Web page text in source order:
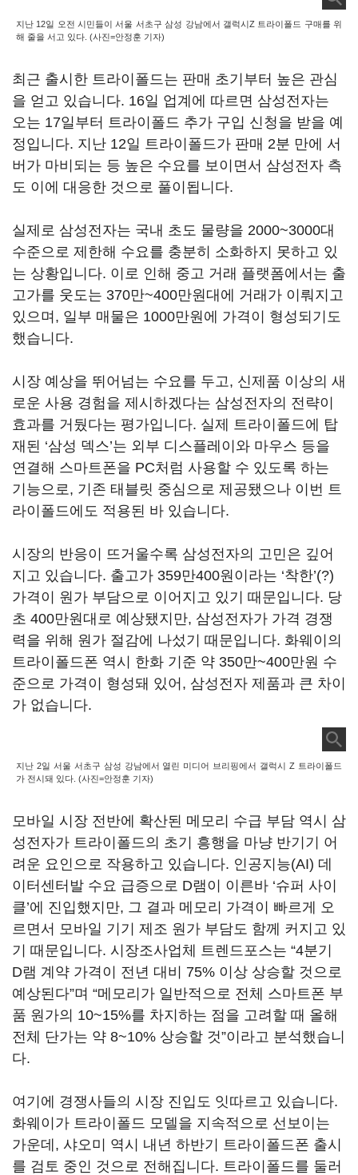
지난 12일 오전 시민들이 서울 서초구 삼성 강남에서 갤럭시Z 트라이폴드 구매를 위
해 줄을 서고 있다. (사진=안정훈 기자)
최근 출시한 트라이폴드는 판매 초기부터 높은 관심
을 얻고 있습니다. 16일 업계에 따르면 삼성전자는
오는 17일부터 트라이폴드 추가 구입 신청을 받을 예
정입니다. 지난 12일 트라이폴드가 판매 2분 만에 서
버가 마비되는 등 높은 수요를 보이면서 삼성전자 측
도 이에 대응한 것으로 풀이됩니다.
실제로 삼성전자는 국내 초도 물량을 2000~3000대
수준으로 제한해 수요를 충분히 소화하지 못하고 있
는 상황입니다. 이로 인해 중고 거래 플랫폼에서는 출
고가를 웃도는 370만~400만원대에 거래가 이뤄지고
있으며, 일부 매물은 1000만원에 가격이 형성되기도
했습니다.
시장 예상을 뛰어넘는 수요를 두고, 신제품 이상의 새
로운 사용 경험을 제시하겠다는 삼성전자의 전략이
효과를 거뒀다는 평가입니다. 실제 트라이폴드에 탑
재된 ‘삼성 덱스’는 외부 디스플레이와 마우스 등을
연결해 스마트폰을 PC처럼 사용할 수 있도록 하는
기능으로, 기존 태블릿 중심으로 제공됐으나 이번 트
라이폴드에도 적용된 바 있습니다.
시장의 반응이 뜨거울수록 삼성전자의 고민은 깊어
지고 있습니다. 출고가 359만400원이라는 ‘착한’(?)
가격이 원가 부담으로 이어지고 있기 때문입니다. 당
초 400만원대로 예상됐지만, 삼성전자가 가격 경쟁
력을 위해 원가 절감에 나섰기 때문입니다. 화웨이의
트라이폴드폰 역시 한화 기준 약 350만~400만원 수
준으로 가격이 형성돼 있어, 삼성전자 제품과 큰 차이
가 없습니다.
지난 2일 서울 서초구 삼성 강남에서 열린 미디어 브리핑에서 갤럭시 Z 트라이폴드
가 전시돼 있다. (사진=안정훈 기자)
모바일 시장 전반에 확산된 메모리 수급 부담 역시 삼
성전자가 트라이폴드의 초기 흥행을 마냥 반기기 어
려운 요인으로 작용하고 있습니다. 인공지능(AI) 데
이터센터발 수요 급증으로 D램이 이른바 ‘슈퍼 사이
클’에 진입했지만, 그 결과 메모리 가격이 빠르게 오
르면서 모바일 기기 제조 원가 부담도 함께 커지고 있
기 때문입니다. 시장조사업체 트렌드포스는 “4분기
D램 계약 가격이 전년 대비 75% 이상 상승할 것으로
예상된다”며 “메모리가 일반적으로 전체 스마트폰 부
품 원가의 10~15%를 차지하는 점을 고려할 때 올해
전체 단가는 약 8~10% 상승할 것”이라고 분석했습니
다.
여기에 경쟁사들의 시장 진입도 잇따르고 있습니다.
화웨이가 트라이폴드 모델을 지속적으로 선보이는
가운데, 샤오미 역시 내년 하반기 트라이폴드폰 출시
를 검토 중인 것으로 전해집니다. 트라이폴드를 둘러